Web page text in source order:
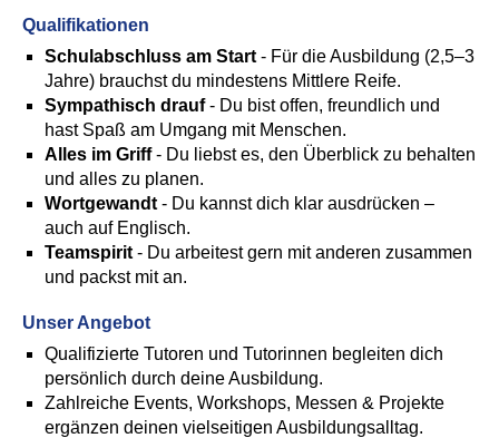
Qualifikationen
Schulabschluss am Start - Für die Ausbildung (2,5–3
Jahre) brauchst du mindestens Mittlere Reife.
Sympathisch drauf- Du bist offen, freundlich und
hast Spaß am Umgang mit Menschen.
Alles im Griff- Du liebst es, den Überblick zu behalten
und alles zu planen.
Wortgewandt - Du kannst dich klar ausdrücken –
auch auf Englisch.
Teamspirit - Du arbeitest gern mit anderen zusammen
und packst mit an.
Unser Angebot
Qualifizierte Tutoren und Tutorinnen begleiten dich
persönlich durch deine Ausbildung.
Zahlreiche Events, Workshops, Messen & Projekte
ergänzen deinen vielseitigen Ausbildungsalltag.